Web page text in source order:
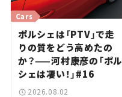
ポルシェは「PTV」で走
りの質をどう高めたの
か？——河村康彦の「ポル
シェは凄い！」#16
Cars
2026.08.02